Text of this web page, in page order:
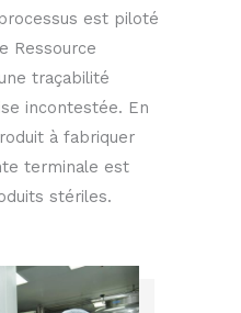
est piloté
Ressource
traçabilité
incontestée. En
à fabriquer
terminale est
stériles.